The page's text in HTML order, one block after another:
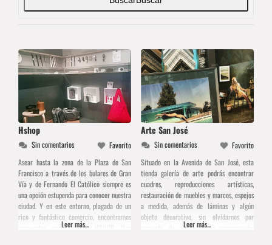
Hshop
Sin comentarios
Favorito
Asear hasta la zona de la Plaza de San
Francisco a través de los bulares de Gran
Vía y de Fernando El Católico siempre es
una opción estupenda para conocer nuestra
ciudad. Y en este entorno, plagada de un
rico y fantástico comercio, encontramos
propuestas como la de HSHOP. Una
Leer más...
Arte San José
Sin comentarios
Favorito
Situado en la Avenida de San José, esta
tienda galería de arte podrás encontrar
cuadros, reproducciones artísticas,
restauración de muebles y marcos, espejos
a medida, además de láminas y algún
objeto decorativo, sin olvidarnos por
supuesto, de su fuerte, la enmarcación.
Leer más...